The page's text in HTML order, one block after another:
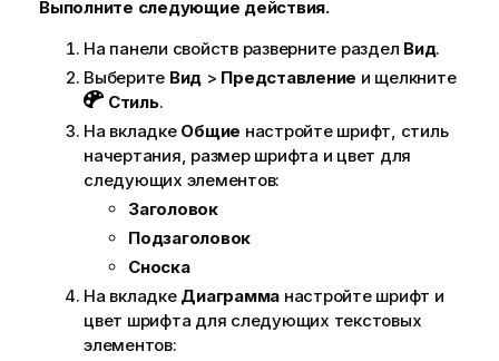
Выполните следующие действия.
На панели свойств разверните раздел Вид.
Выберите Вид > Представление и щелкните
Стиль.
На вкладке Общие настройте шрифт, стиль
начертания, размер шрифта и цвет для
следующих элементов:
Заголовок
Подзаголовок
Сноска
На вкладке Диаграмма настройте шрифт и
цвет шрифта для следующих текстовых
элементов: